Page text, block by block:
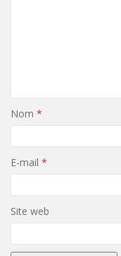
Nom *
E-mail *
Site web